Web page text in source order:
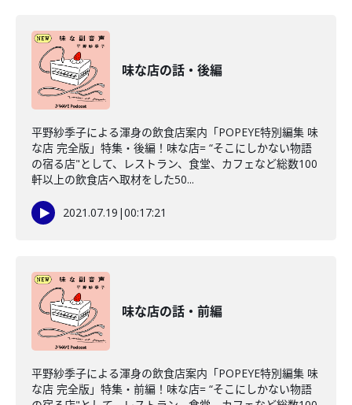
味な店の話・後編
平野紗季子による渾身の飲食店案内「POPEYE特別編集 味
な店 完全版」特集・後編！味な店= “そこにしかない物語
の宿る店"として、レストラン、食堂、カフェなど総数100
軒以上の飲食店へ取材をした50...
2021.07.19 |00:17:21
味な店の話・前編
平野紗季子による渾身の飲食店案内「POPEYE特別編集 味
な店 完全版」特集・前編！味な店= “そこにしかない物語